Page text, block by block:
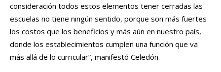
consideración todos estos elementos tener cerradas las
escuelas no tiene ningún sentido, porque son más fuertes
los costos que los beneficios y más aún en nuestro país,
donde los establecimientos cumplen una función que va
más allá de lo curricular”, manifestó Celedón.